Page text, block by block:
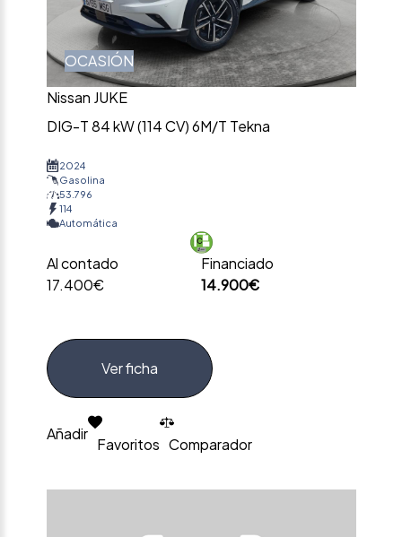
OCASIÓN
Nissan JUKE
DIG-T 84 kW (114 CV) 6M/T Tekna
2024
Gasolina
53.796
114
Automática
Al contado
17.400€
Financiado
14.900€
Ver ficha
Añadir
Favoritos Comparador